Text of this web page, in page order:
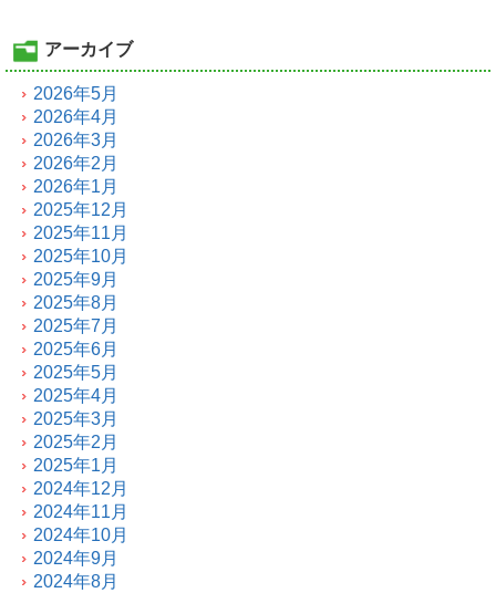
アーカイブ
2026年5月
2026年4月
2026年3月
2026年2月
2026年1月
2025年12月
2025年11月
2025年10月
2025年9月
2025年8月
2025年7月
2025年6月
2025年5月
2025年4月
2025年3月
2025年2月
2025年1月
2024年12月
2024年11月
2024年10月
2024年9月
2024年8月